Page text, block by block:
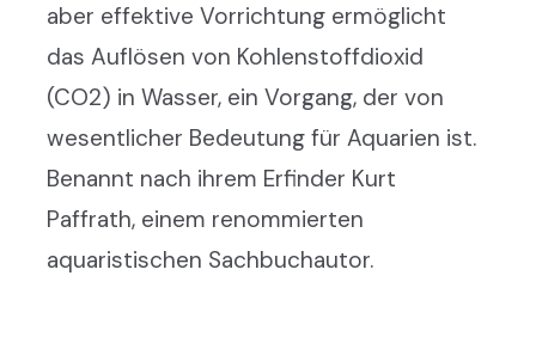
aber effektive Vorrichtung ermöglicht
das Auflösen von Kohlenstoffdioxid
(CO2) in Wasser, ein Vorgang, der von
wesentlicher Bedeutung für Aquarien ist.
Benannt nach ihrem Erfinder Kurt
Paffrath, einem renommierten
aquaristischen Sachbuchautor.